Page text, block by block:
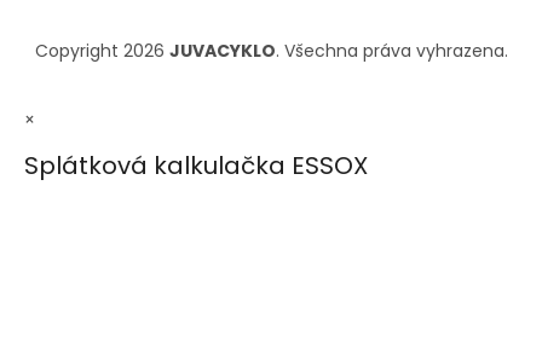
Copyright 2026 JUVACYKLO. Všechna práva vyhrazena.
×
Splátková kalkulačka ESSOX